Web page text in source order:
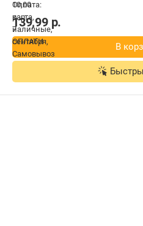
139,99р.
В